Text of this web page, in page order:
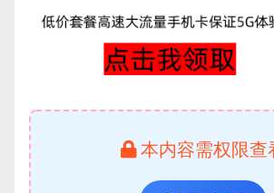
本内容需权限查